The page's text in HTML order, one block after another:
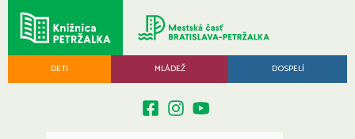
DETI MLÁDEŽ DOSPELÍ